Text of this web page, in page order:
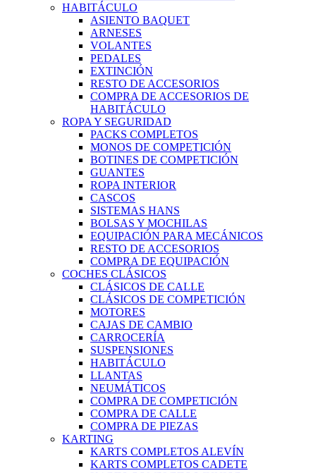
HABITÁCULO
ASIENTO BAQUET
ARNESES
VOLANTES
PEDALES
EXTINCIÓN
RESTO DE ACCESORIOS
COMPRA DE ACCESORIOS DE
HABITÁCULO
ROPA Y SEGURIDAD
PACKS COMPLETOS
MONOS DE COMPETICIÓN
BOTINES DE COMPETICIÓN
GUANTES
ROPA INTERIOR
CASCOS
SISTEMAS HANS
BOLSAS Y MOCHILAS
EQUIPACIÓN PARA MECÁNICOS
RESTO DE ACCESORIOS
COMPRA DE EQUIPACIÓN
COCHES CLÁSICOS
CLÁSICOS DE CALLE
CLÁSICOS DE COMPETICIÓN
MOTORES
CAJAS DE CAMBIO
CARROCERÍA
SUSPENSIONES
HABITÁCULO
LLANTAS
NEUMÁTICOS
COMPRA DE COMPETICIÓN
COMPRA DE CALLE
COMPRA DE PIEZAS
KARTING
KARTS COMPLETOS ALEVÍN
KARTS COMPLETOS CADETE